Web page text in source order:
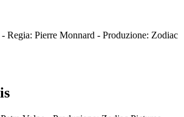
Regia: Pierre Monnard - Produzione: Zodiac